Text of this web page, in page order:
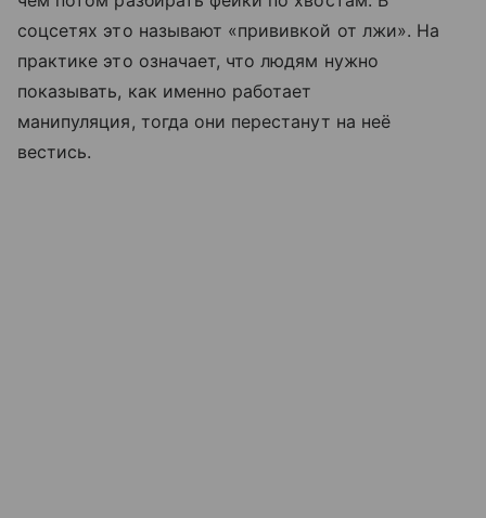
соцсетях это называют «прививкой от лжи». На
практике это означает, что людям нужно
показывать, как именно работает
манипуляция, тогда они перестанут на неё
вестись.